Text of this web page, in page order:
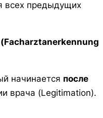
всех предыдущих
Facharztanerkennung
начинается после
врача (Legitimation).